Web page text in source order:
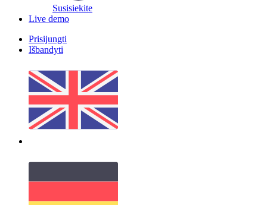
Susisiekite
Live demo
Prisijungti
Išbandyti